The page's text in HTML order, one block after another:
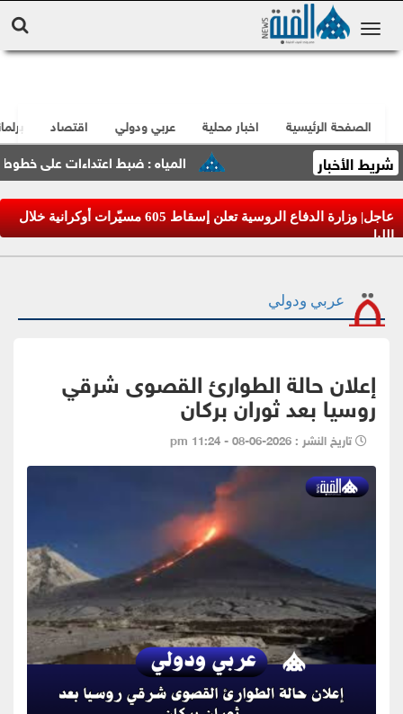
الصفحة الرئيسية اخبار محلية عربي ودولي اقتصاد
شريط الأخبار المياه : ضبط اعتداءات على خطوط مياه
عاجل| وزارة الدفاع الروسية تعلن إسقاط 605 مسيّرات أوكرانية خلال
الليل
عربي ودولي
إعلان حالة الطوارئ القصوى شرقي
روسيا بعد ثوران بركان
تاريخ النشر : 2026-06-08 - 11:24 pm